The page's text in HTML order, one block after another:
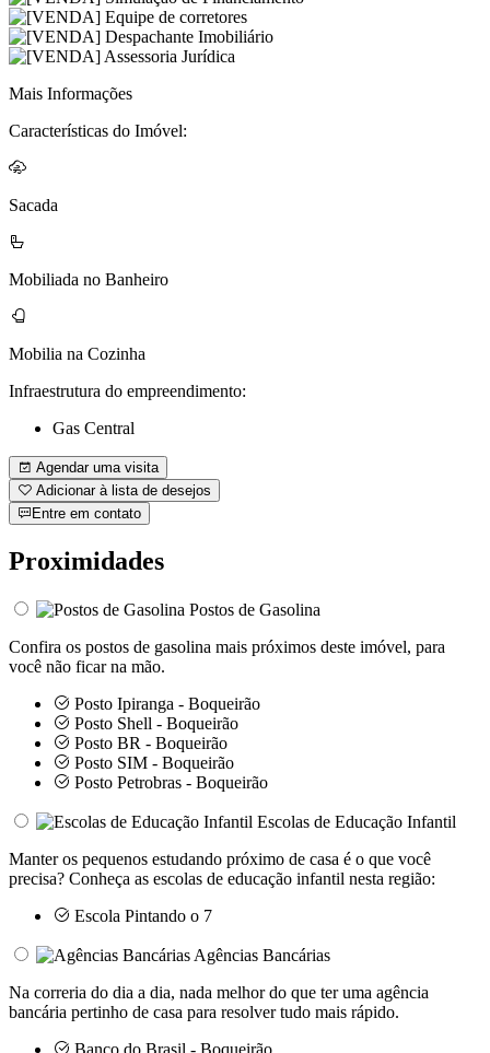
Mais Informações
Características do Imóvel:
Sacada
Mobiliada no Banheiro
Mobilia na Cozinha
Infraestrutura do empreendimento:
Gas Central
Agendar uma visita
Adicionar à lista de desejos
Entre em contato
Proximidades
Postos de Gasolina
Confira os postos de gasolina mais próximos deste imóvel, para
você não ficar na mão.
Posto Ipiranga - Boqueirão
Posto Shell - Boqueirão
Posto BR - Boqueirão
Posto SIM - Boqueirão
Posto Petrobras - Boqueirão
Escolas de Educação Infantil
Manter os pequenos estudando próximo de casa é o que você
precisa? Conheça as escolas de educação infantil nesta região:
Escola Pintando o 7
Agências Bancárias
Na correria do dia a dia, nada melhor do que ter uma agência
bancária pertinho de casa para resolver tudo mais rápido.
Banco do Brasil - Boqueirão